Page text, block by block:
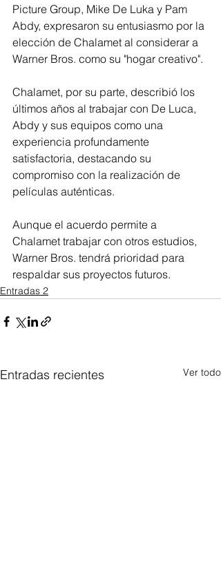
Picture Group, Mike De Luka y Pam
Abdy, expresaron su entusiasmo por la
elección de Chalamet al considerar a
Warner Bros. como su "hogar creativo".
Chalamet, por su parte, describió los
últimos años al trabajar con De Luca,
Abdy y sus equipos como una
experiencia profundamente
satisfactoria, destacando su
compromiso con la realización de
películas auténticas.
Aunque el acuerdo permite a
Chalamet trabajar con otros estudios,
Warner Bros. tendrá prioridad para
respaldar sus proyectos futuros.
Entradas 2
Entradas recientes Ver todo